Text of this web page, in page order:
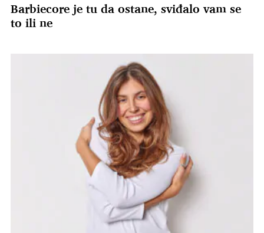
Barbiecore je tu da ostane, sviđalo vam se
to ili ne